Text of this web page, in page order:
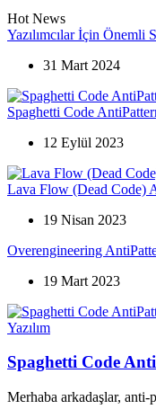
Hot News
Yazılımcılar İçin
31 Mart 2024
Spaghetti Code
12 Eylül 2023
Lava Flow (Dead Code)
19 Nisan 2023
Overengineering
19 Mart 2023
Categories
Yazılım
Spaghetti Code
Merhaba arkadaşlar, anti-